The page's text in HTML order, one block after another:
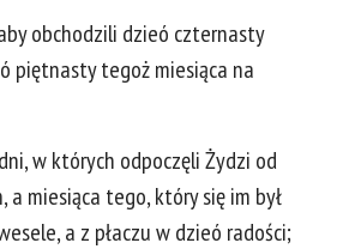
obchodzili dzieó czternasty
piętnasty tegoż miesiąca na
w których odpoczęli Żydzi od
a miesiąca tego, który się im był
a z płaczu w dzieó radości;